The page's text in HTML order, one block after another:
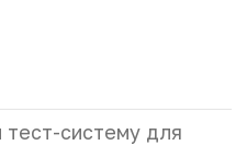
систему для